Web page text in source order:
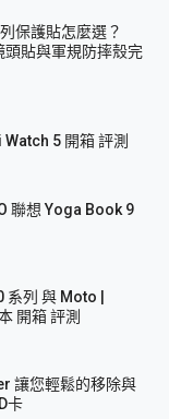
保護貼怎麼選？
貼與軍規防摔殼完
5 開箱 評測
聯想 Yoga Book 9
列 與 Moto |
開箱 評測
讓您輕鬆的移除與
卡